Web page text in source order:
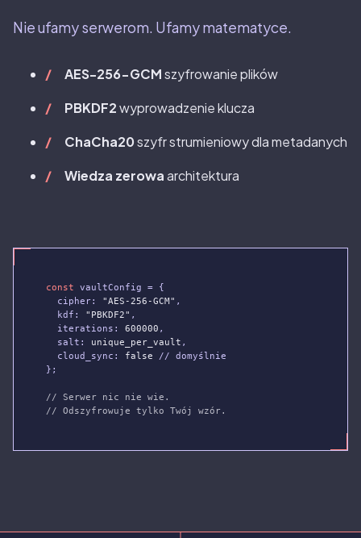
Nie ufamy serwerom. Ufamy matematyce.
AES-256-GCMszyfrowanie plików
PBKDF2wyprowadzenie klucza
ChaCha20szyfr strumieniowy dla metadanych
Wiedza zerowaarchitektura
const vaultConfig = {
  cipher:
"AES-256-GCM" ,
  kdf:
"PBKDF2" ,
  iterations:
600000 ,
  salt:
unique_per_vault ,
  cloud_sync:
false // domyślnie
};
// Serwer nic nie wie.
// Odszyfrowuje tylko Twój wzór.